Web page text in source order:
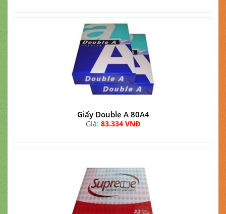
Giấy Double A 80A4
Giá: 83.334 VNĐ